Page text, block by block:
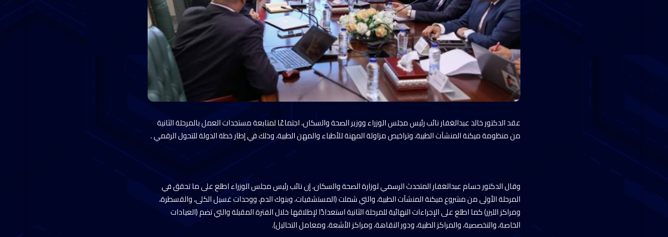
عقد الدكتور خالد عبدالغفار نائب رئيس مجلس الوزراء ووزير الصحة والسكان، اجتماعًا لمتابعة مستجدات العمل بالمرحلة الثانية
من منظومة ميكنة المنشآت الطبية، وتراخيص مزاولة المهنة للأطباء والمهن الطبية، وذلك في إطار خطة الدولة للتحول الرقمي . ‎
وقال الدكتور حسام عبدالغفار المتحدث الرسمي لوزارة الصحة والسكان، إن نائب رئيس مجلس الوزراء اطلع على ما تحقق في
المرحلة الأولى من مشروع ميكنة المنشآت الطبية، والتي شملت (المستشفيات، وبنوك الدم، ووحدات غسيل الكلى، والقسطرة،
ومراكز الليزر) كما اطلع على الإجراءات النهائية للمرحلة الثانية استعدادًا لإطلاقها خلال الفترة المقبلة والتي تضم (العيادات
الخاصة، والتخصصية، والمراكز الطبية، ودور النقاهة، ومراكز الأشعة، ومعامل التحاليل). ‎